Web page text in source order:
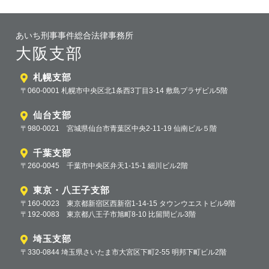
あいち刑事事件総合法律事務所
大阪支部
札幌支部
〒060-0001 札幌市中央区北1条西3丁目3-14 敷島プラザビル5階
仙台支部
〒980-0021 宮城県仙台市青葉区中央2-11-19 仙南ビル５階
千葉支部
〒260-0045 千葉市中央区弁天1-15-1 細川ビル2階
東京・八王子支部
〒160-0023 東京都新宿区西新宿1-14-15 タウンウエストビル9階
〒192-0083 東京都八王子市旭町8-10 比留間ビル3階
埼玉支部
〒330-0844 埼玉県さいたま市大宮区下町2-55 明邦下町ビル2階